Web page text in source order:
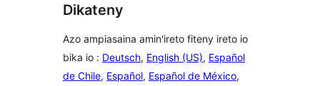
Dikateny
Azo ampiasaina amin'ireto fiteny ireto io
bika io : Deutsch, English (US), Español
de Chile, Español, Español de México,